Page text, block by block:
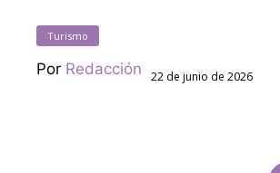
Turismo
Por Redacción 22 de junio de 2026